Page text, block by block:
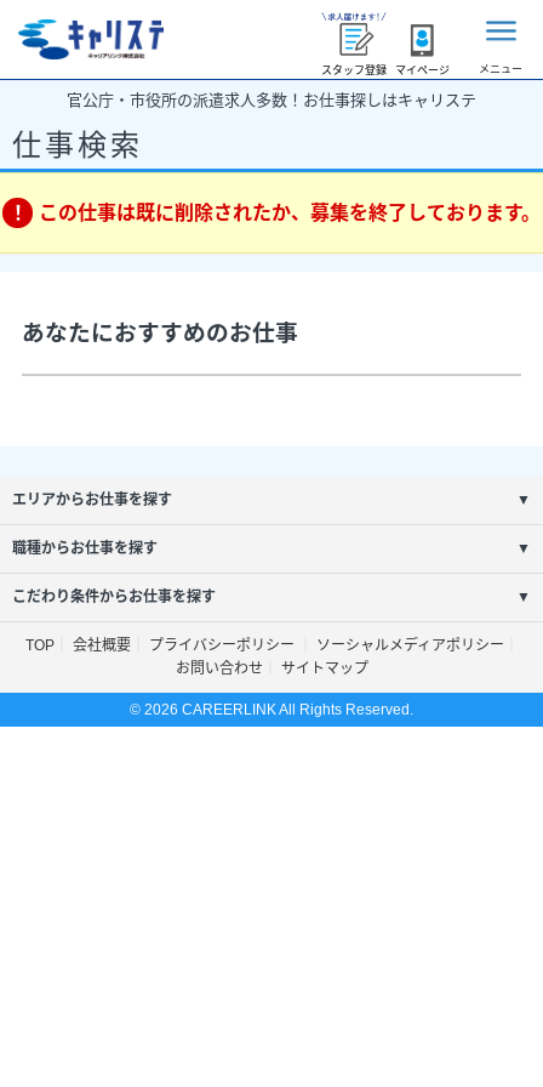
スタッフ登録 マイページ メニュー
官公庁・市役所の派遣求人多数！お仕事探しはキャリステ
仕事検索
この仕事は既に削除されたか、募集を終了しております。
あなたにおすすめのお仕事
エリアからお仕事を探す ▼
職種からお仕事を探す ▼
こだわり条件からお仕事を探す ▼
TOP 会社概要 プライバシーポリシー
ソーシャルメディアポリシー
お問い合わせ
サイトマップ
© 2026 CAREERLINK All Rights Reserved.